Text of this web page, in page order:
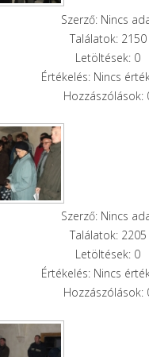
Szerző: Nincs
Találatok: 2150
Letöltések: 0
Értékelés: Nincs
Hozzászólások:
Szerző: Nincs
Találatok: 2205
Letöltések: 0
Értékelés: Nincs
Hozzászólások: